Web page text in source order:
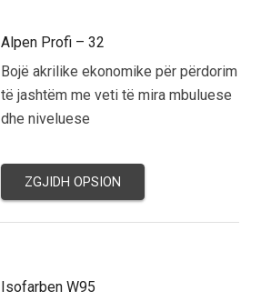
Alpen Profi – 32
Bojë akrilike ekonomike për përdorim
të jashtëm me veti të mira mbuluese
dhe niveluese
ZGJIDH OPSION
Isofarben W95